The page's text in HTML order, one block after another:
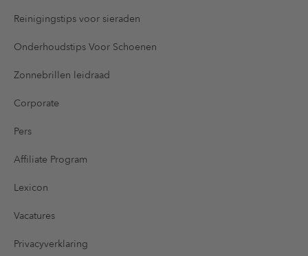
Reinigingstips voor sieraden
Onderhoudstips Voor Schoenen
Zonnebrillen leidraad
Corporate
Pers
Affiliate Program
Lexicon
Vacatures
Privacyverklaring